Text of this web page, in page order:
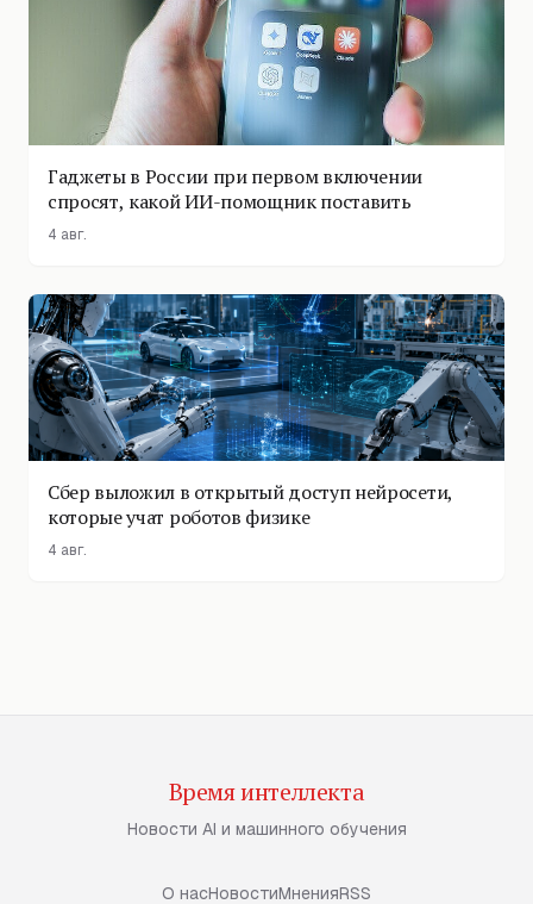
Гаджеты в России при первом включении
спросят, какой ИИ-помощник поставить
4 авг.
Сбер выложил в открытый доступ нейросети,
которые учат роботов физике
4 авг.
Время интеллекта
Новости AI и машинного обучения
О насНовостиМненияRSS